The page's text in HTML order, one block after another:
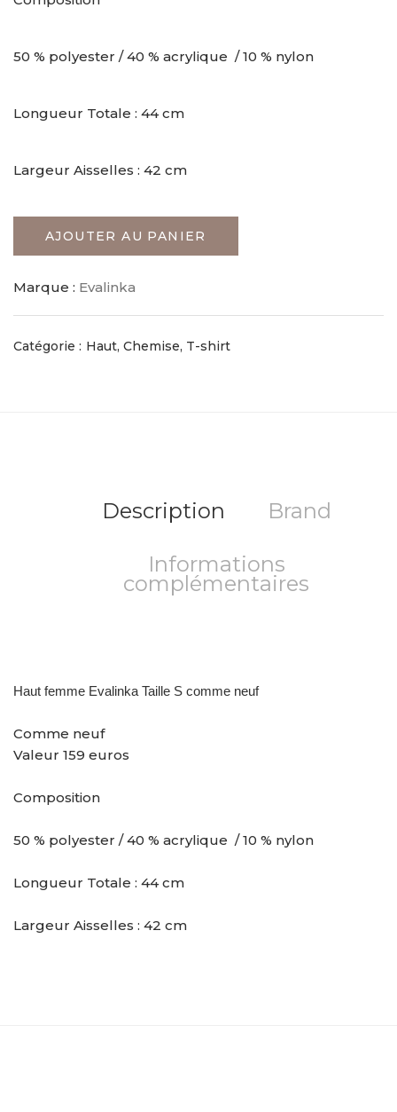
50 % polyester / 40 % acrylique / 10 % nylon
Longueur Totale : 44 cm
Largeur Aisselles : 42 cm
AJOUTER AU PANIER
Marque : Evalinka
Catégorie : Haut, Chemise, T-shirt
Description Brand
Informations
complémentaires
Haut femme Evalinka Taille S comme neuf
Comme neuf
Valeur 159 euros
Composition
50 % polyester / 40 % acrylique / 10 % nylon
Longueur Totale : 44 cm
Largeur Aisselles : 42 cm